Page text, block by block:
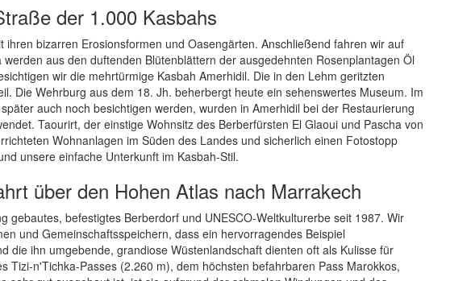
der 1.000 Kasbahs
bizarren Erosionsformen und Oasengärten. Anschließend fahren wir auf
aus den duftenden Blütenblättern der ausgedehnten Rosenplantagen Öl
wir die mehrtürmige Kasbah Amerhidil. Die in den Lehm geritzten
Die Wehrburg aus dem 18. Jh. beherbergt heute ein sehenswertes Museum. Im
auch noch besichtigen werden, wurden in Amerhidil bei der Restaurierung
Taourirt, der einstige Wohnsitz des Berberfürsten El Glaoui und Pascha von
Wohnanlagen im Süden des Landes und sicherlich einen Fotostopp
unsere einfache Unterkunft im Kasbah-Stil.
über den Hohen Atlas nach Marrakech
gebautes, befestigtes Berberdorf und UNESCO-Weltkulturerbe seit 1987. Wir
und Gemeinschaftsspeichern, dass ein hervorragendes Beispiel
die ihn umgebende, grandiose Wüstenlandschaft dienten oft als Kulisse für
Tizi-n'Tichka-Passes (2.260 m), dem höchsten befahrbaren Pass Marokkos,